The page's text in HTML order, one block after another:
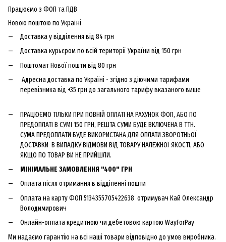
Працюємо з ФОП та ПДВ
Новою поштою по Україні
Доставка у відділення від 84 грн
Доставка курьєром по всій території України від 150 грн
Поштомат Нової пошти від 80 грн
Адресна доставка по Україні - згідно з діючими тарифами
перевізника від +35 грн до загального тарифу вказаного вище
ПРАЦЮЄМО ТІЛЬКИ ПРИ ПОВНІЙ ОПЛАТІ НА РАХУНОК ФОП, АБО ПО
ПРЕДОПЛАТІ В СУМІ 150 ГРН, РЕШТА СУМИ БУДЕ ВКЛЮЧЕНА В ТТН.
СУМА ПРЕДОПЛАТИ БУДЕ ВИКОРИСТАНА ДЛЯ ОПЛАТИ ЗВОРОТНЬОЇ
ДОСТАВКИ В ВИПАДКУ ВІДМОВИ ВІД ТОВАРУ НАЛЕЖНОЇ ЯКОСТІ, АБО
ЯКЩО ПО ТОВАР ВИ НЕ ПРИЙШЛИ.
МІНІМАЛЬНЕ ЗАМОВЛЕННЯ "400" ГРН
Оплата після отримання в відділенні пошти
Оплата на карту ФОП 5134355705422638 отримувач Кай Олександр
Володимирович
Онлайн-оплата кредитною чи дебетовою картою WayForPay
Ми надаємо гарантію на всі наші товари відповідно до умов виробника.